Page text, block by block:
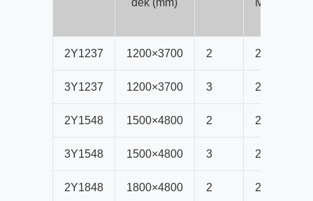
2Y1237 1200×3700 2 20
3Y1237 1200×3700 3 20
2Y1548 1500×4800 2 20
3Y1548 1500×4800 3 20
2Y1848 1800×4800 2 20